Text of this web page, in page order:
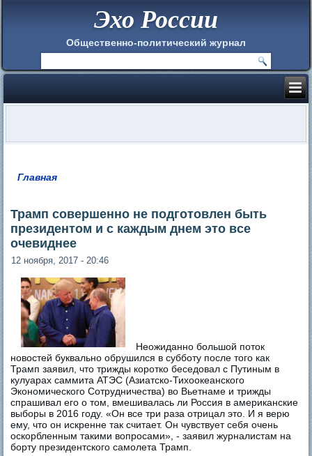
Эхо России
Общественно-политический журнал
Главная
Трамп совершенно не подготовлен быть
президентом и с каждым днем это все
очевиднее
12 ноября, 2017 - 20:46
Неожиданно большой поток
новостей буквально обрушился в субботу после того как
Трамп заявил, что трижды коротко беседовал с Путиным в
кулуарах саммита АТЭС (Азиатско-Тихоокеанского
Экономического Сотрудничества) во Вьетнаме и трижды
спрашивал его о том, вмешивалась ли Россия в американские
выборы в 2016 году. «Он все три раза отрицал это. И я верю
ему, что он искренне так считает. Он чувствует себя очень
оскорбленным такими вопросами», - заявил журналистам на
борту президентского самолета Трамп.